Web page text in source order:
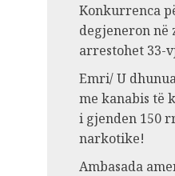
Konkurrenca
degjeneron në
arrestohet 33-
Emri/ U
me kanabis të
i gjenden 150
narkotike!
Ambasada